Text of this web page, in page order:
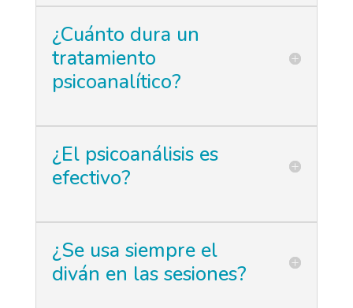
¿Cuánto dura un
tratamiento
psicoanalítico?
¿El psicoanálisis es
efectivo?
¿Se usa siempre el
diván en las sesiones?